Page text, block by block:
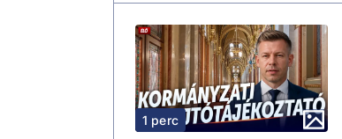
1 perc